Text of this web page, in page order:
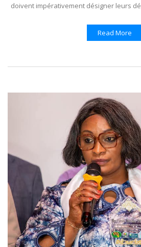
doivent impérativement désigner leurs
Read More